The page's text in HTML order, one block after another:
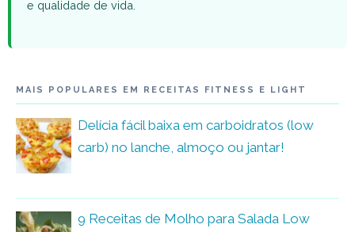
e qualidade de vida.
MAIS POPULARES EM RECEITAS FITNESS E LIGHT
Delícia fácil baixa em carboidratos (low
carb) no lanche, almoço ou jantar!
9 Receitas de Molho para Salada Low